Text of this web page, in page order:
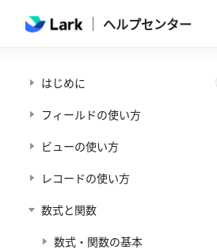
ヘルプセンター
はじめに
フィールドの使い方
ビューの使い方
レコードの使い方
数式と関数
数式・関数の基本